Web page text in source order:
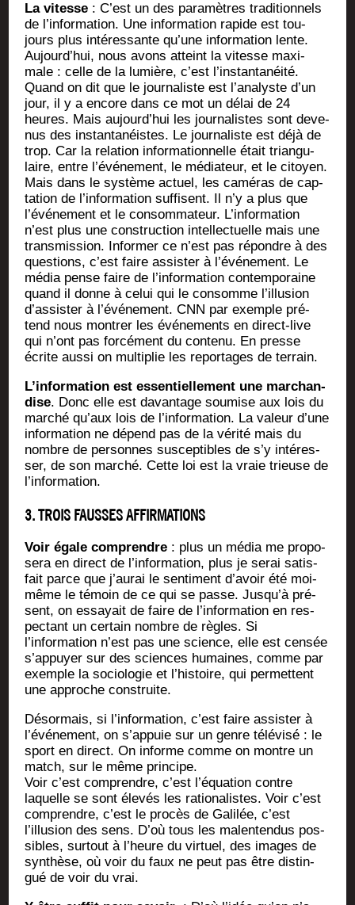
La vitesse : C’est un des para­mètres tra­di­tion­nels
de l’information. Une infor­ma­tion rapide est tou­
jours plus inté­res­sante qu’une infor­ma­tion lente.
Aujourd’hui, nous avons atteint la vitesse maxi­
male : celle de la lumière, c’est l’instantanéité.
Quand on dit que le jour­na­liste est l’analyste d’un
jour, il y a encore dans ce mot un délai de 24
heures. Mais aujourd’hui les jour­na­listes sont deve­
nus des ins­tan­ta­néistes. Le jour­na­liste est déjà de
trop. Car la rela­tion infor­ma­tion­nelle était tri­an­gu­
laire, entre l’événement, le média­teur, et le citoyen.
Mais dans le sys­tème actuel, les camé­ras de cap­
ta­tion de l’information suf­fisent. Il n’y a plus que
l’événement et le consom­ma­teur. L’information
n’est plus une construc­tion intel­lec­tuelle mais une
trans­mis­sion. Infor­mer ce n’est pas répondre à des
ques­tions, c’est faire assis­ter à l’événement. Le
média pense faire de l’information contem­po­raine
quand il donne à celui qui le consomme l’illusion
d’assister à l’événement. CNN par exemple pré­
tend nous mon­trer les évé­ne­ments en direct-live
qui n’ont pas for­cé­ment du conte­nu. En presse
écrite aus­si on mul­ti­plie les repor­tages de terrain.
L’information est essen­tiel­le­ment une mar­chan­
dise. Donc elle est davan­tage sou­mise aux lois du
mar­ché qu’aux lois de l’information. La valeur d’une
infor­ma­tion ne dépend pas de la véri­té mais du
nombre de per­sonnes sus­cep­tibles de s’y inté­res­
ser, de son mar­ché. Cette loi est la vraie trieuse de
l’information.
3. TROIS FAUSSES AFFIRMATIONS
Voir égale com­prendre : plus un média me pro­po­
se­ra en direct de l’information, plus je serai satis­
fait parce que j’aurai le sen­ti­ment d’avoir été moi-
même le témoin de ce qui se passe. Jusqu’à pré­
sent, on essayait de faire de l’information en res­
pec­tant un cer­tain nombre de règles. Si
l’information n’est pas une science, elle est cen­sée
s’appuyer sur des sciences humaines, comme par
exemple la socio­lo­gie et l’histoire, qui per­mettent
une approche construite.
Désor­mais, si l’information, c’est faire assis­ter à
l’événement, on s’appuie sur un genre télé­vi­sé : le
sport en direct. On informe comme on montre un
match, sur le même principe.
Voir c’est com­prendre, c’est l’équation contre
laquelle se sont éle­vés les ratio­na­listes. Voir c’est
com­prendre, c’est le pro­cès de Gali­lée, c’est
l’illusion des sens. D’où tous les mal­en­ten­dus pos­
sibles, sur­tout à l’heure du vir­tuel, des images de
syn­thèse, où voir du faux ne peut pas être dis­tin­
gué de voir du vrai.